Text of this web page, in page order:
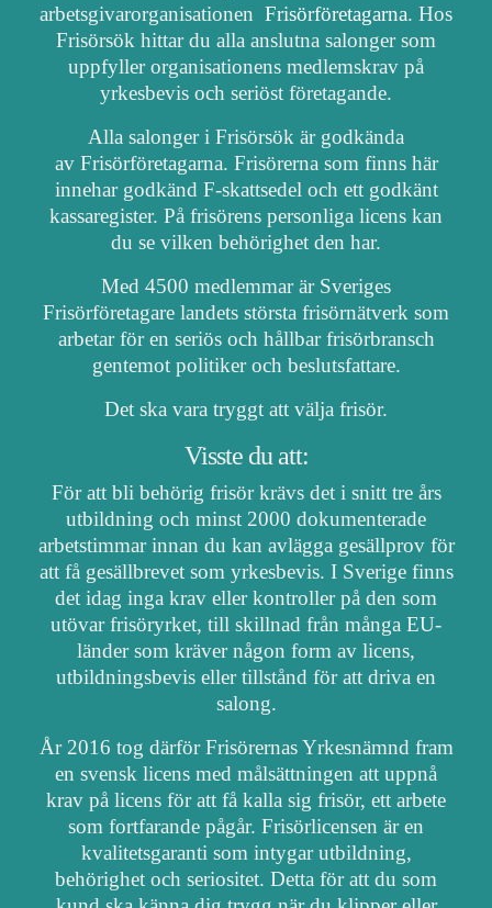
arbetsgivarorganisationen Frisörföretagarna. Hos
Frisörsök hittar du alla anslutna salonger som
uppfyller organisationens medlemskrav på
yrkesbevis och seriöst företagande.
Alla salonger i Frisörsök är godkända
av Frisörföretagarna. Frisörerna som finns här
innehar godkänd F-skattsedel och ett godkänt
kassaregister. På frisörens personliga licens kan
du se vilken behörighet den har.
Med 4500 medlemmar är Sveriges
Frisörföretagare landets största frisörnätverk som
arbetar för en seriös och hållbar frisörbransch
gentemot politiker och beslutsfattare.
Det ska vara tryggt att välja frisör.
Visste du att:
För att bli behörig frisör krävs det i snitt tre års
utbildning och minst 2000 dokumenterade
arbetstimmar innan du kan avlägga gesällprov för
att få gesällbrevet som yrkesbevis. I Sverige finns
det idag inga krav eller kontroller på den som
utövar frisöryrket, till skillnad från många EU-
länder som kräver någon form av licens,
utbildningsbevis eller tillstånd för att driva en
salong.
År 2016 tog därför Frisörernas Yrkesnämnd fram
en svensk licens med målsättningen att uppnå
krav på licens för att få kalla sig frisör, ett arbete
som fortfarande pågår. Frisörlicensen är en
kvalitetsgaranti som intygar utbildning,
behörighet och seriositet. Detta för att du som